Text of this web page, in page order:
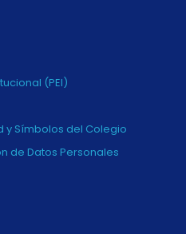
(PEI)
y Símbolos del Colegio
de Datos Personales